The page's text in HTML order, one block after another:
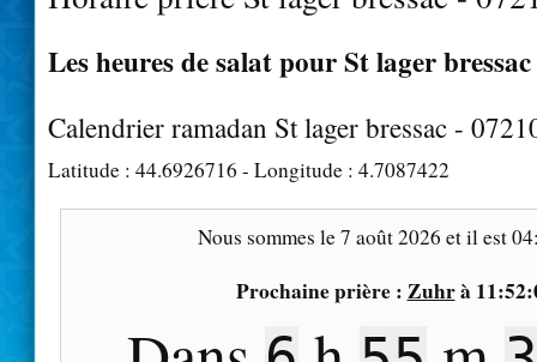
Les heures de salat pour St lager
Calendrier ramadan St lager bressac -
Latitude : 44.6926716 - Longitude : 4.7087422
Nous sommes le7 août 2026 et il est
Prochaine prière : Zuhrà